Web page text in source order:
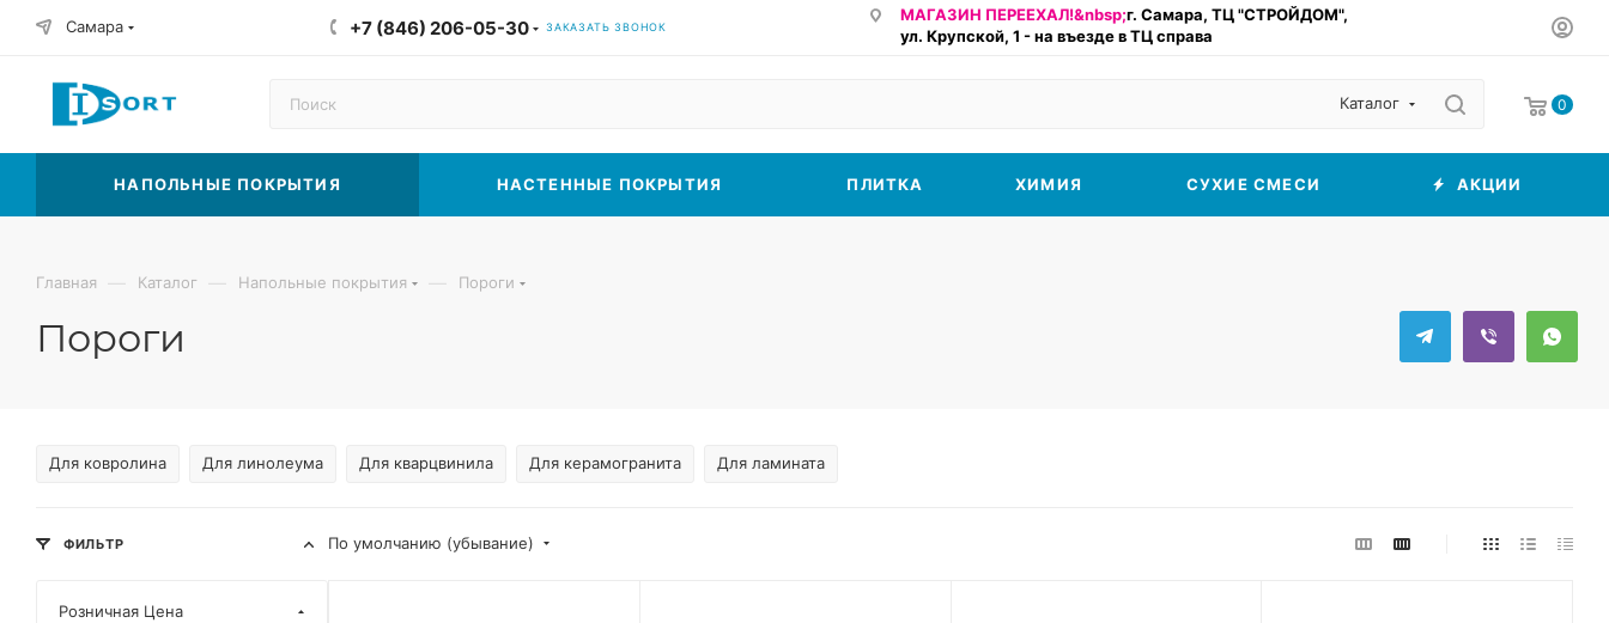
Самара +7 (846) 206-05-30 ЗАКАЗАТЬ ЗВОНОК
МАГАЗИН ПЕРЕЕХАЛ!&nbsp;г. Самара, ТЦ "СТРОЙДОМ",
ул. Крупской, 1 - на въезде в ТЦ справа
Каталог 0
НАПОЛЬНЫЕ ПОКРЫТИЯ НАСТЕННЫЕ ПОКРЫТИЯ ПЛИТКА ХИМИЯ СУХИЕ СМЕСИ АКЦИИ
Главная — Каталог — Напольные покрытия — Пороги
Пороги
Для ковролина Для линолеума Для кварцвинила Для керамогранита Для ламината
По умолчанию (убывание)
ФИЛЬТР
Розничная Цена